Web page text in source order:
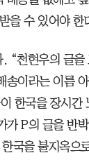
을 수 있어야 한
“천현우의 글
이라는 이름
한국을 장시간
P의 글을 반
국을 불지옥